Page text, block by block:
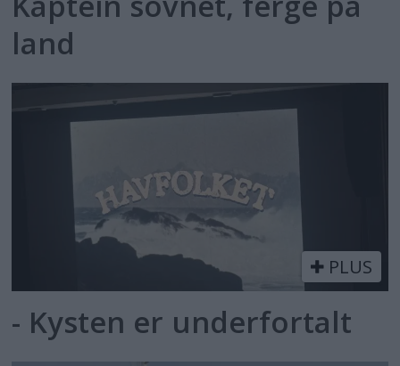
land
PLUS
- Kysten er underfortalt